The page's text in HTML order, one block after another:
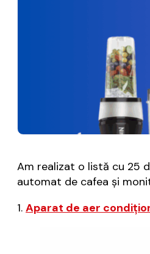
Am realizat o listă cu 25
automat de cafea și
1. Aparat de aer